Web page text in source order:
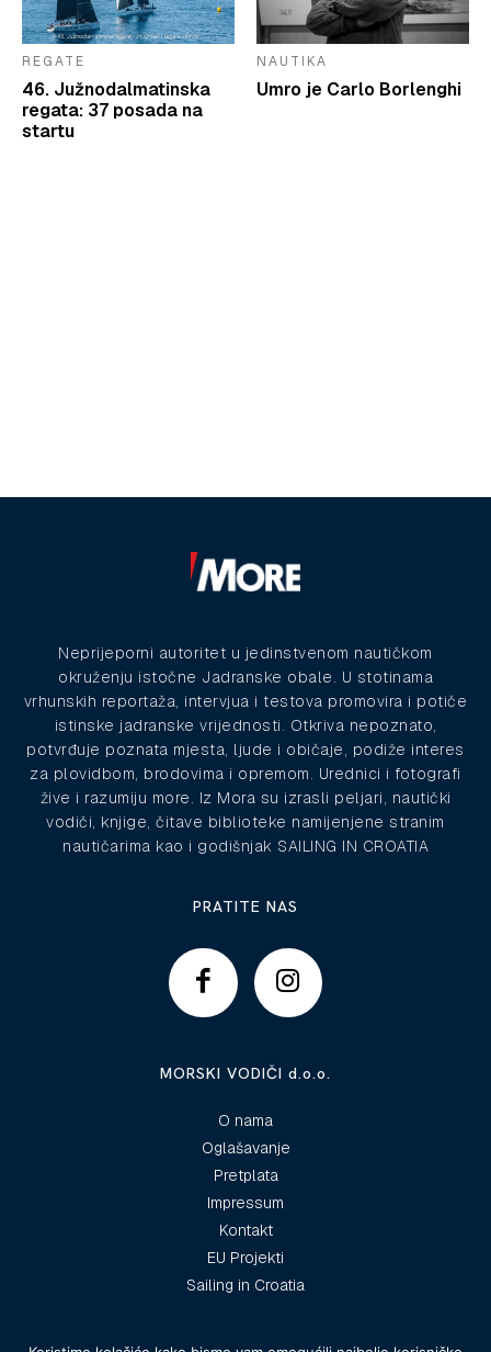
REGATE
46. Južnodalmatinska
regata: 37 posada na
startu
NAUTIKA
Umro je Carlo Borlenghi
Neprijeporni autoritet u jedinstvenom nautičkom
okruženju istočne Jadranske obale. U stotinama
vrhunskih reportaža, intervjua i testova promovira i potiče
istinske jadranske vrijednosti. Otkriva nepoznato,
potvrđuje poznata mjesta, ljude i običaje, podiže interes
za plovidbom, brodovima i opremom. Urednici i fotografi
žive i razumiju more. Iz Mora su izrasli peljari, nautički
vodiči, knjige, čitave biblioteke namijenjene stranim
nautičarima kao i godišnjak SAILING IN CROATIA
PRATITE NAS
MORSKI VODIČI d.o.o.
O nama
Oglašavanje
Pretplata
Impressum
Kontakt
EU Projekti
Sailing in Croatia